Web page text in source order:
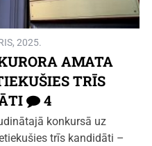
2025.
AMATA
TRĪS
4
konkursā uz
trīs kandidāti –